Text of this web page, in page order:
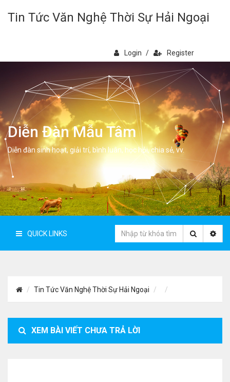
Tin Tức Văn Nghệ Thời Sự Hải Ngoại
Login / Register
Diễn Đàn Mẫu Tâm
Diễn đàn sinh hoạt, giải trí, bình luân, học hỏi, chia sẻ, vv.
QUICK LINKS
Tin Tức Văn Nghệ Thời Sự Hải Ngoại
XEM BÀI VIẾT CHƯA TRẢ LỜI